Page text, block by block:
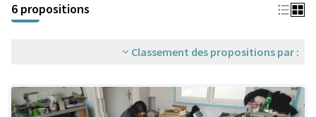
6 propositions
Classement des propositions par :